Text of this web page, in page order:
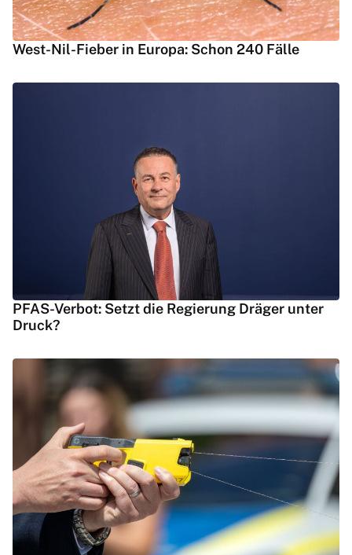
West-Nil-Fieber in Europa: Schon 240 Fälle
PFAS-Verbot: Setzt die Regierung Dräger unter
Druck?